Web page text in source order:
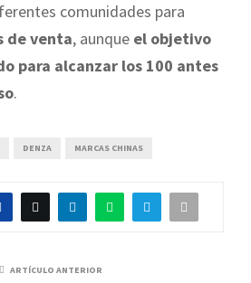
comunidades para
de venta, aunque el objetivo
para alcanzar los 100 antes
.
DENZA MARCAS CHINAS
ARTÍCULO ANTERIOR